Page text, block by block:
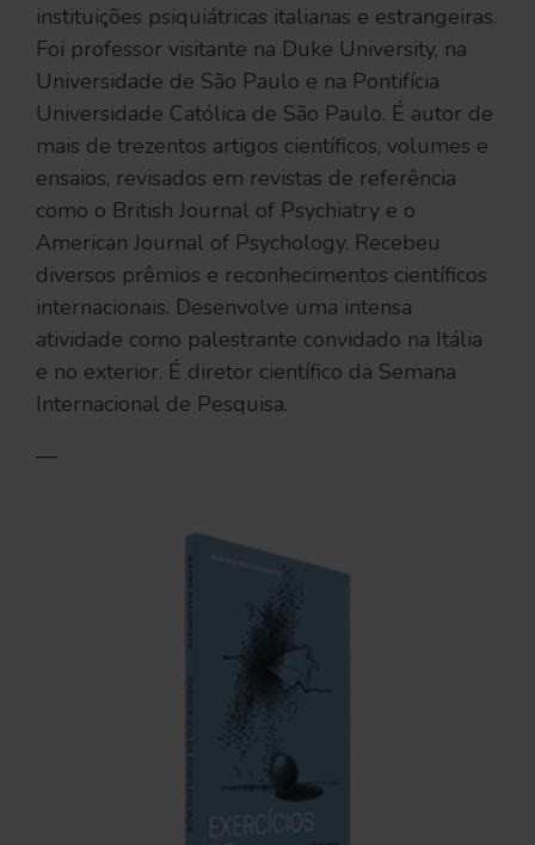
instituições psiquiátricas italianas e estrangeiras.
Foi professor visitante na Duke University, na
Universidade de São Paulo e na Pontifícia
Universidade Católica de São Paulo. É autor de
mais de trezentos artigos científicos, volumes e
ensaios, revisados em revistas de referência
como o British Journal of Psychiatry e o
American Journal of Psychology. Recebeu
diversos prêmios e reconhecimentos científicos
internacionais. Desenvolve uma intensa
atividade como palestrante convidado na Itália
e no exterior. É diretor científico da Semana
Internacional de Pesquisa.
—